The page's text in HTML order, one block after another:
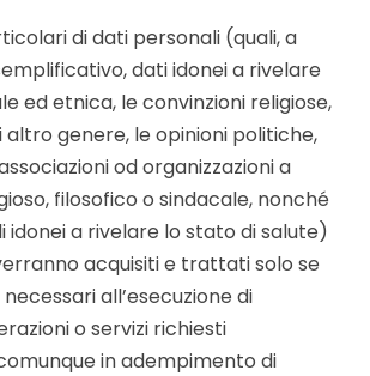
di dati personali (quali, a
dati idonei a rivelare
ed etnica, le convinzioni religiose,
altro genere, le opinioni politiche,
od organizzazioni a
filosofico o sindacale, nonché
idonei a rivelare lo stato di salute)
acquisiti e trattati solo se
all’esecuzione di
o servizi richiesti
in adempimento di